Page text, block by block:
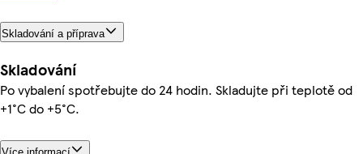
Skladování a příprava
Skladování
Po vybalení spotřebujte do 24 hodin. Skladujte při teplotě od
+1°C do +5°C.